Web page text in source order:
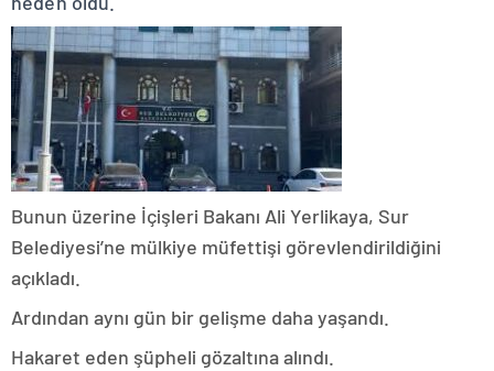
Bunun üzerine İçişleri Bakanı Ali Yerlikaya, Sur
Belediyesi’ne mülkiye müfettişi görevlendirildiğini
açıkladı.
Ardından aynı gün bir gelişme daha yaşandı.
Hakaret eden şüpheli gözaltına alındı.